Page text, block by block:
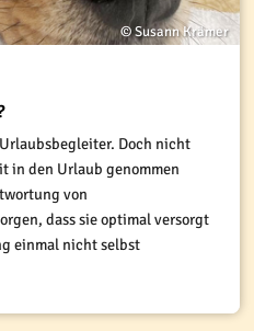
© Susann Krämer
Doch nicht
in den Urlaub genommen
von
dass sie optimal versorgt
einmal nicht selbst